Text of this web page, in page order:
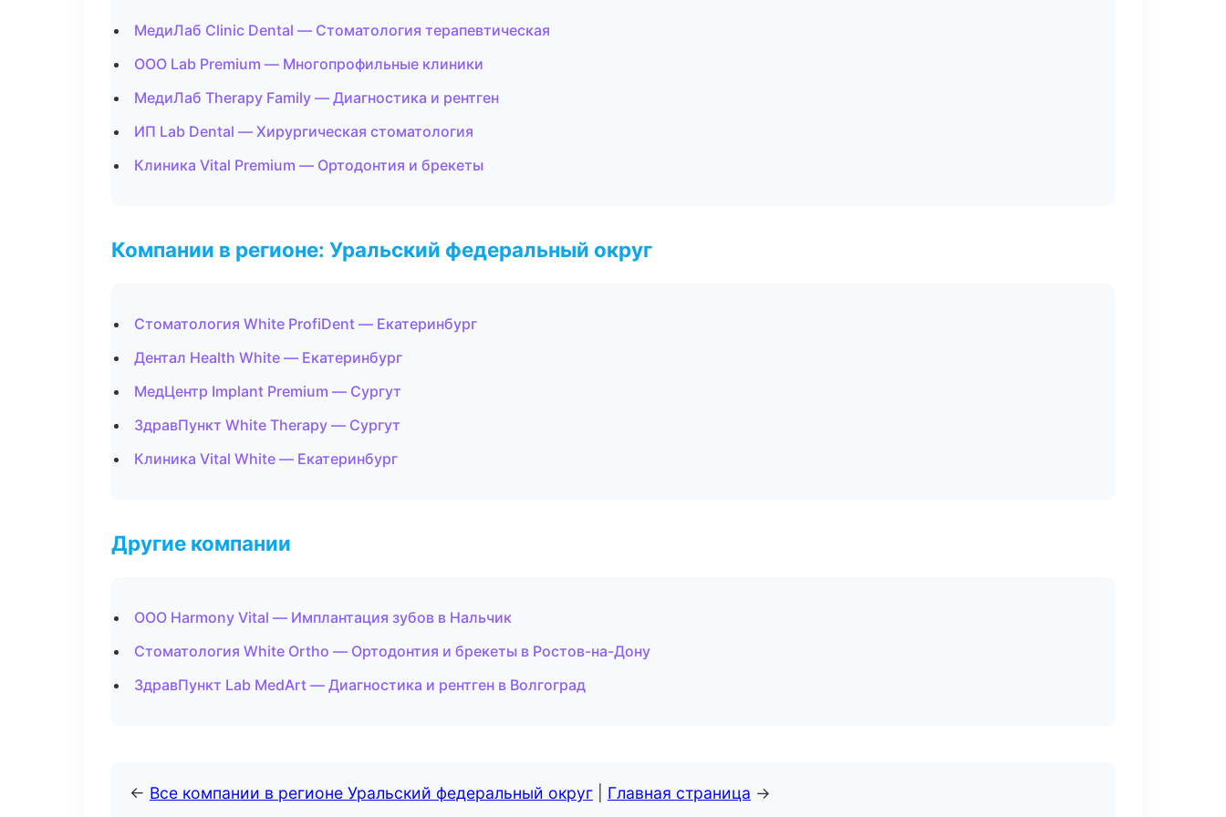
МедиЛаб Clinic Dental — Стоматология терапевтическая
ООО Lab Premium — Многопрофильные клиники
МедиЛаб Therapy Family — Диагностика и рентген
ИП Lab Dental — Хирургическая стоматология
Клиника Vital Premium — Ортодонтия и брекеты
Компании в регионе: Уральский федеральный округ
Стоматология White ProfiDent — Екатеринбург
Дентал Health White — Екатеринбург
МедЦентр Implant Premium — Сургут
ЗдравПункт White Therapy — Сургут
Клиника Vital White — Екатеринбург
Другие компании
ООО Harmony Vital — Имплантация зубов в Нальчик
Стоматология White Ortho — Ортодонтия и брекеты в Ростов-на-Дону
ЗдравПункт Lab MedArt — Диагностика и рентген в Волгоград
← Все компании в регионе Уральский федеральный округ Главная страница →